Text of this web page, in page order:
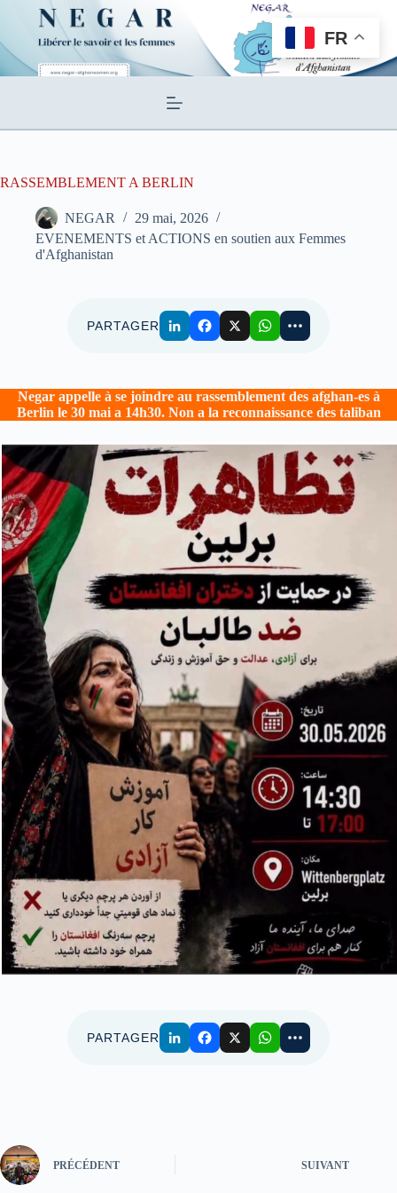
contenu
RASSEMBLEMENT A BERLIN
NEGAR
29 mai, 2026
EVENEMENTS et ACTIONS en soutien aux Femmes
d'Afghanistan
PARTAGER
Negar appelle à se joindre au rassemblement des afghan-es à
Berlin le 30 mai a 14h30. Non a la reconnaissance des taliban
PARTAGER
PRÉCÉDENT SUIVANT
FR